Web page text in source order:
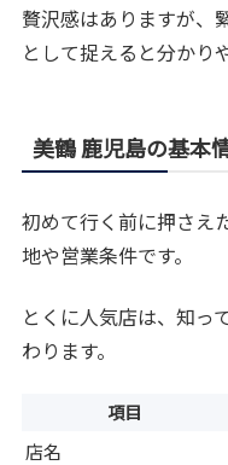
贅沢感はありますが、
として捉えると分かり
美鶴 鹿児島の基本
初めて行く前に押さえ
地や営業条件です。
とくに人気店は、知っ
わります。
項目
店名